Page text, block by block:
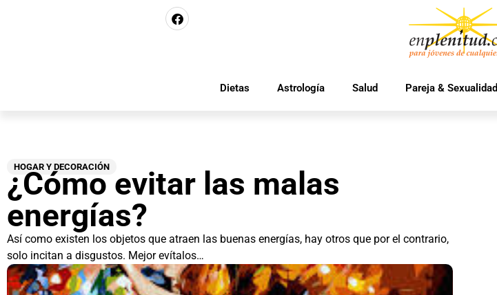
Dietas Astrología Salud Pareja & Sexualidad
HOGAR Y DECORACIÓN
¿Cómo evitar las malas
energías?
Así como existen los objetos que atraen las buenas energías, hay otros que por el contrario,
solo incitan a disgustos. Mejor evítalos…